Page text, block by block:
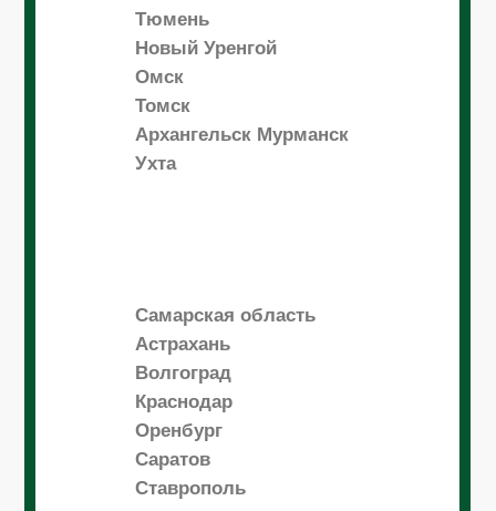
Тюмень
Новый Уренгой
Омск
Томск
Архангельск Мурманск
Ухта
Самарская область
Астрахань
Волгоград
Краснодар
Оренбург
Саратов
Ставрополь